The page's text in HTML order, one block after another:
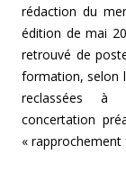
rédaction du
édition de mai
retrouvé de
formation, selon
reclassées à
concertation
«